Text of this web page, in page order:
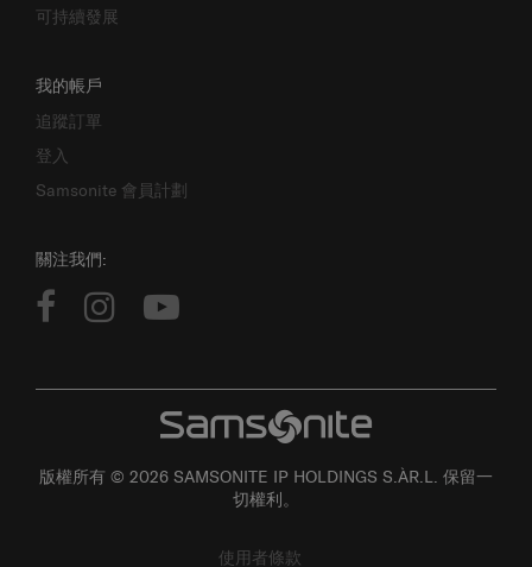
可持續發展
我的帳戶
追蹤訂單
登入
Samsonite 會員計劃
關注我們:
版權所有 © 2026 SAMSONITE IP HOLDINGS S.ÀR.L. 保留一
切權利。
使用者條款